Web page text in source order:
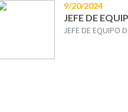
9/20/2024
JEFE DE
JEFE DE EQUIPO